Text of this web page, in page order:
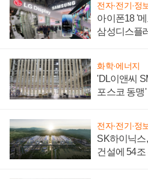
전자·전기·정
아이폰18 '
삼성디스플
화학·에너지
'DL이앤씨
포스코 동맹
전자·전기·정
SK하이닉스
건설에 54조